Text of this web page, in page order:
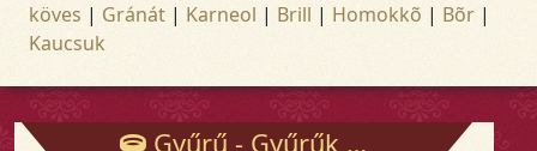
köves | Gránát | Karneol | Brill | Homokkõ | Bõr |
Kaucsuk
Gyűrű - Gyűrűk - Arany és ezüst ékszerek